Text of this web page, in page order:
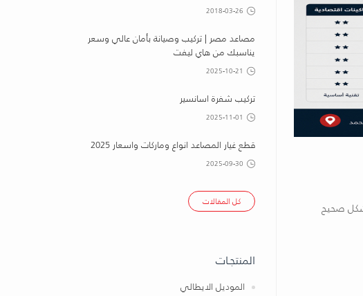
2018-03-26
مصاعد مصر | تركيب وصيانة بأمان عالي وسعر
يناسبك من هاي ليفت
2025-10-21
تركيب شفرة اسانسير
2025-11-01
قطع غيار المصاعد انواع وماركات واسعار 2025
2025-09-30
كل المقالات
المنتجـات
الموديل الايطالي